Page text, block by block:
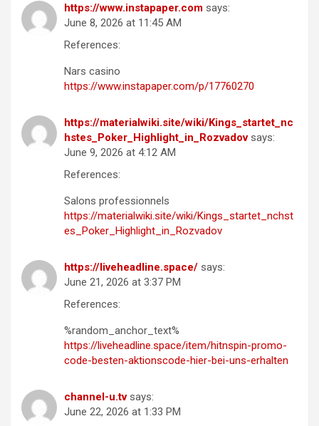
https://www.instapaper.com says:
June 8, 2026 at 11:45 AM
References:
Nars casino
https://www.instapaper.com/p/17760270
https://materialwiki.site/wiki/Kings_startet_nc
hstes_Poker_Highlight_in_Rozvadov says:
June 9, 2026 at 4:12 AM
References:
Salons professionnels
https://materialwiki.site/wiki/Kings_startet_nchst
es_Poker_Highlight_in_Rozvadov
https://liveheadline.space/ says:
June 21, 2026 at 3:37 PM
References:
%random_anchor_text%
https://liveheadline.space/item/hitnspin-promo-
code-besten-aktionscode-hier-bei-uns-erhalten
channel-u.tv says:
June 22, 2026 at 1:33 PM